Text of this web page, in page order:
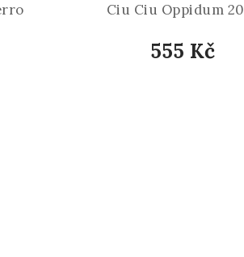
Ciu Ciu Oppidum
555 Kč